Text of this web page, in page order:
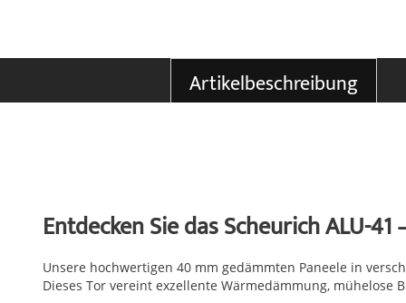
Artikelbeschreibung
Entdecken Sie das Scheurich ALU-
Unsere hochwertigen 40 mm gedämmten Paneele in
Dieses Tor vereint exzellente Wärmedämmung,